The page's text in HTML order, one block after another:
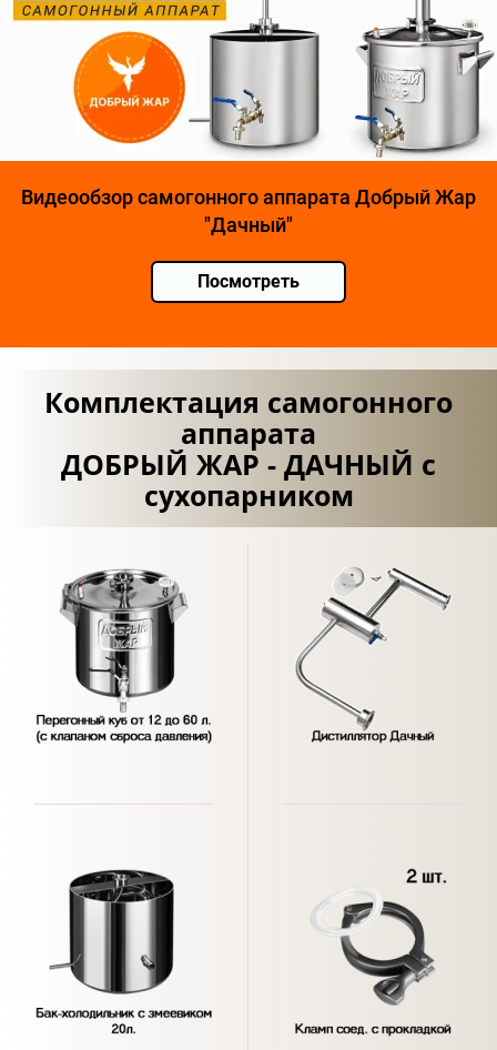
Видеообзор самогонного аппарата Добрый Жар
"Дачный"
Посмотреть
Комплектация самогонного
аппарата
ДОБРЫЙ ЖАР - ДАЧНЫЙ с
сухопарником